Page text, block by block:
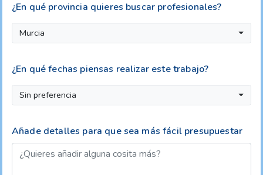
¿En qué provincia quieres buscar profesionales?
Murcia
¿En qué fechas piensas realizar este trabajo?
Sin preferencia
Añade detalles para que sea más fácil presupuestar